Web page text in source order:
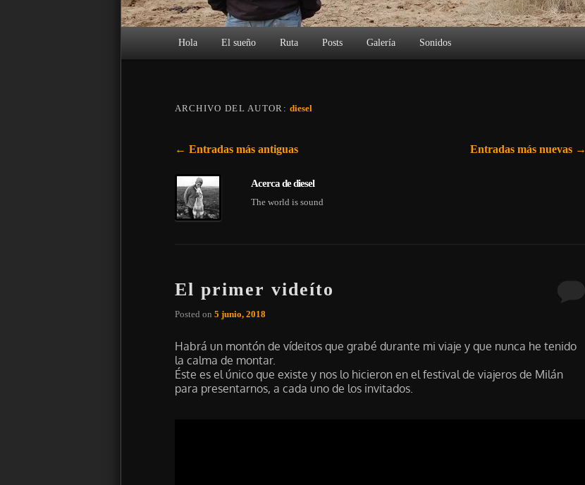
Hola
El sueño Ruta Posts Galería Sonidos
ARCHIVO DEL AUTOR:diesel
Navegación de entradas
← Entradas más antiguas Entradas más nuevas →
Acerca de diesel
The world is sound
El primer videíto
Posted on 5 junio, 2018
Habrá un montón de vídeitos que grabé durante mi viaje y que nunca he tenido
la calma de montar.
Éste es el único que existe y nos lo hicieron en el festival de viajeros de Milán
para presentarnos, a cada uno de los invitados.